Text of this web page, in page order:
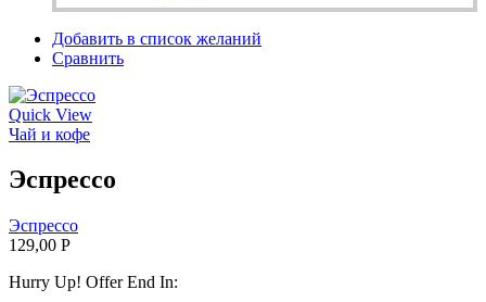
Добавить в список желаний
Сравнить
Quick View
Чай и кофе
Эспрессо
Эспрессо
129,00 Р
Hurry Up! Offer End In: